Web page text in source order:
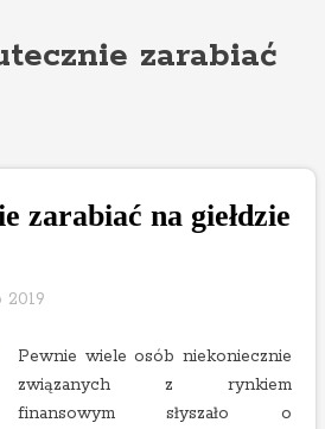
zarabiać
zarabiać na giełdzie
2019
Pewnie wiele osób niekoniecznie
związanych z rynkiem
finansowym słyszało o